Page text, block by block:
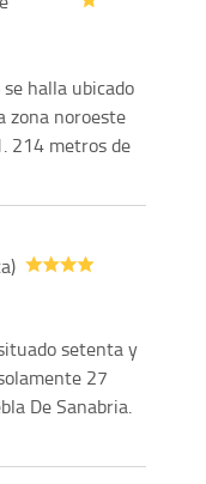
halla ubicado
zona noroeste
214 metros de
setenta y
27
De Sanabria.